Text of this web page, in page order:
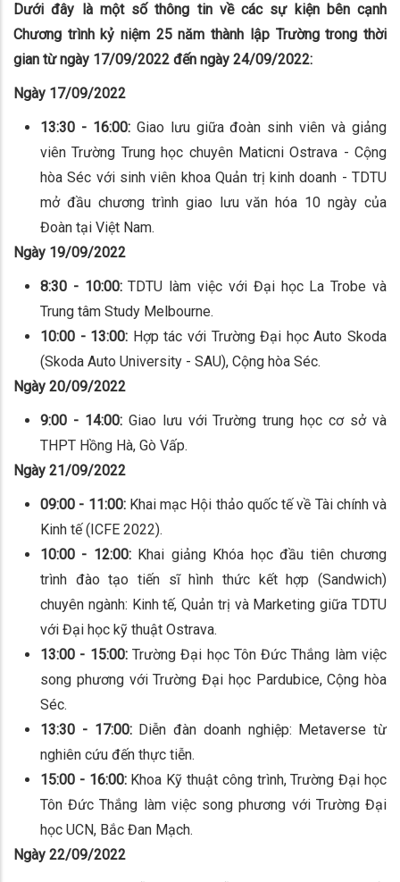
Dưới đây là một số thông tin về các sự kiện bên cạnh
Chương trình kỷ niệm 25 năm thành lập Trường trong thời
gian từ ngày 17/09/2022 đến ngày 24/09/2022:
Ngày 17/09/2022
13:30 - 16:00:Giao lưu giữa đoàn sinh viên và giảng
viên Trường Trung học chuyên Maticni Ostrava - Cộng
hòa Séc với sinh viên khoa Quản trị kinh doanh - TDTU
mở đầu chương trình giao lưu văn hóa 10 ngày của
Đoàn tại Việt Nam.
Ngày 19/09/2022
8:30 - 10:00:TDTU làm việc với Đại học La Trobe và
Trung tâm Study Melbourne.
10:00 - 13:00: Hợp tác với Trường Đại học Auto Skoda
(Skoda Auto University - SAU), Cộng hòa Séc.
Ngày 20/09/2022
9:00 - 14:00: Giao lưu với Trường trung học cơ sở và
THPT Hồng Hà, Gò Vấp.
Ngày 21/09/2022
09:00 - 11:00: Khai mạc Hội thảo quốc tế về Tài chính và
Kinh tế (ICFE 2022).
10:00 - 12:00: Khai giảng Khóa học đầu tiên chương
trình đào tạo tiến sĩ hình thức kết hợp (Sandwich)
chuyên ngành: Kinh tế, Quản trị và Marketing giữa TDTU
với Đại học kỹ thuật Ostrava.
13:00 - 15:00: Trường Đại học Tôn Đức Thắng làm việc
song phương với Trường Đại học Pardubice, Cộng hòa
Séc.
13:30 - 17:00: Diễn đàn doanh nghiệp: Metaverse từ
nghiên cứu đến thực tiễn.
15:00 - 16:00: Khoa Kỹ thuật công trình, Trường Đại học
Tôn Đức Thắng làm việc song phương với Trường Đại
học UCN, Bắc Đan Mạch.
Ngày 22/09/2022